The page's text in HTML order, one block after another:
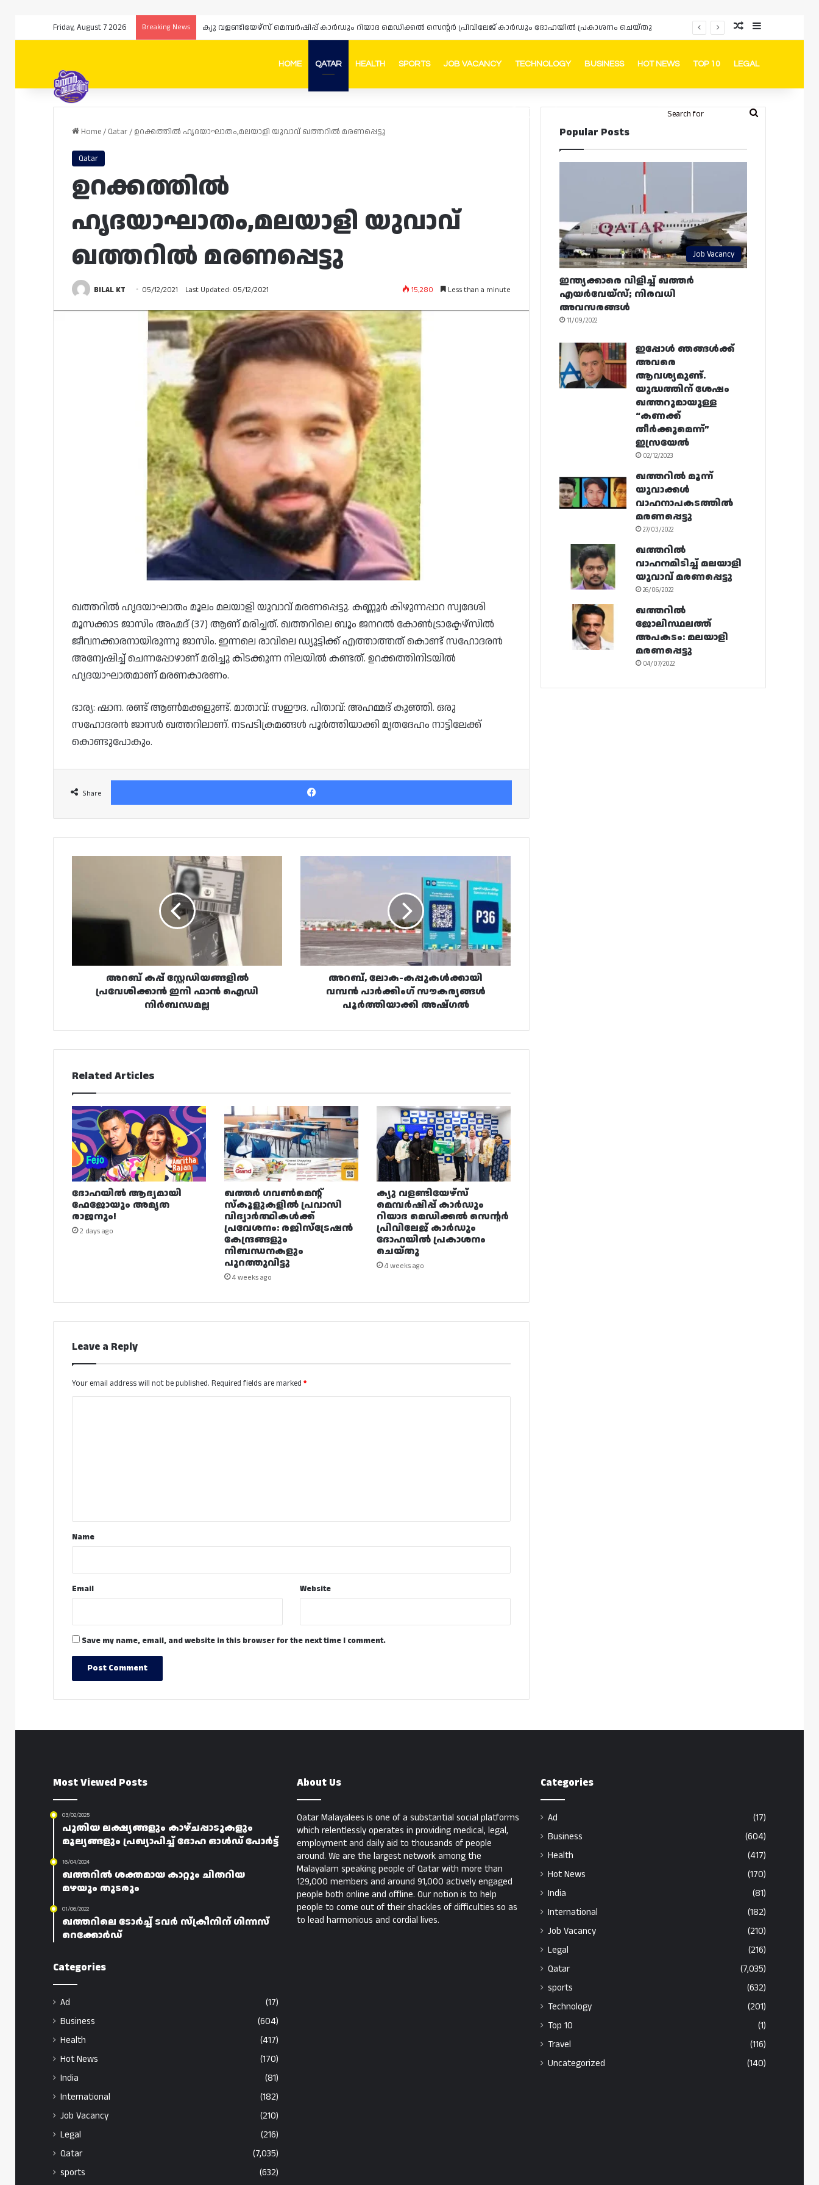
Friday, August 7 2026 Breaking News ക്യു വളണ്ടിയേഴ്‌സ് മെമ്പർഷിപ്പ് കാർഡും റിയാദ മെഡിക്കൽ സെന്റർ പ്രിവിലേജ് കാർഡും ദോഹയിൽ പ്രകാശനം ചെയ്തു Random Article
Sidebar
HOME QATAR HEALTH SPORTS JOB VACANCY TECHNOLOGY BUSINESS HOT NEWS TOP 10 LEGAL
FacebookInstagram
Telegram
Whatsapp Random Article
Switch skin
Search
Home/ Qatar/ ഉറക്കത്തിൽ ഹൃദയാഘാതം,മലയാളി യുവാവ് ഖത്തറിൽ മരണപ്പെട്ടു
Qatar
ഉറക്കത്തിൽ
ഹൃദയാഘാതം,മലയാളി യുവാവ്
ഖത്തറിൽ മരണപ്പെട്ടു
BILAL KT 05/12/2021 Last Updated: 05/12/2021 15,280 Less than a minute
ഖത്തറില്‍ ഹൃദയാഘാതം മൂലം മലയാളി യുവാവ് ‍മരണപ്പെട്ടു.‍ കണ്ണൂര്‍ കിഴുന്നപ്പാറ സ്വദേശി
മൂസക്കാട ജാസിം അഹ്മദ് (37) ആണ് മരിച്ചത്. ഖത്തറിലെ ബൂം ജനറൽ കോൺട്രാക്ടേഴ്‌സിൽ
ജീവനക്കാരനായിരുന്നു ജാസിം. ഇന്നലെ രാവിലെ ഡ്യൂട്ടിക്ക് എത്താത്തത് കൊണ്ട് സഹോദരന്‍
അന്വേഷിച്ച് ചെന്നപ്പോഴാണ് മരിച്ചു കിടക്കുന്ന നിലയില്‍ കണ്ടത്. ഉറക്കത്തിനിടയിൽ
ഹൃദയാഘാതമാണ് മരണകാരണം.
ഭാര്യ: ഷാന. രണ്ട് ആണ്‍മക്കളുണ്ട്. മാതാവ്: സഈദ. പിതാവ്: അഹമ്മദ് കുഞ്ഞി. ഒരു
സഹോദരൻ ജാസര്‍ ഖത്തറിലാണ്. നടപടിക്രമങ്ങള്‍ പൂര്‍ത്തിയാക്കി മൃതദേഹം നാട്ടിലേക്ക്
കൊണ്ടുപോകും.
Share
Facebook
ഇനി
അറബ് കപ്പ് സ്റ്റേഡിയങ്ങളിൽ
പ്രവേശിക്കാൻ ഇനി ഫാൻ ഐഡി
നിർബന്ധമല്ല
സൗകര്യങ്ങൾ
പൂർത്തിയാക്കി
അഷ്‌ഗൽ
അറബ്, ലോക-കപ്പുകൾക്കായി
വമ്പൻ പാർക്കിംഗ് സൗകര്യങ്ങൾ
പൂർത്തിയാക്കി അഷ്‌ഗൽ
Related Articles
ദോഹയിൽ ആദ്യമായി
ഫേജോയും അമൃത
രാജനും!
2 days ago
ഖത്തർ ഗവൺമെന്റ്
സ്കൂളുകളിൽ പ്രവാസി
വിദ്യാർത്ഥികൾക്ക്
പ്രവേശനം: രജിസ്ട്രേഷൻ
കേന്ദ്രങ്ങളും
നിബന്ധനകളും
പുറത്തുവിട്ടു
4 weeks ago
ക്യു വളണ്ടിയേഴ്‌സ്
മെമ്പർഷിപ്പ് കാർഡും
റിയാദ മെഡിക്കൽ സെന്റർ
പ്രിവിലേജ് കാർഡും
ദോഹയിൽ പ്രകാശനം
ചെയ്തു
4 weeks ago
Leave a Reply
Your email address will not be published. Required fields are marked *
*Name
Email Website
Save my name, email, and website in this browser for the next time I comment.
Popular Posts
Job Vacancy
ഇന്ത്യക്കാരെ വിളിച്ച് ഖത്തർ
എയർവേയ്‌സ്; നിരവധി
അവസരങ്ങൾ
11/09/2022
ഇപ്പോൾ ഞങ്ങൾക്ക്
അവരെ
ആവശ്യമുണ്ട്.
യുദ്ധത്തിന് ശേഷം
ഖത്തറുമായുള്ള
“കണക്ക്
തീർക്കുമെന്ന്”
ഇസ്രയേൽ
02/12/2023
ഖത്തറിൽ മൂന്ന്
യുവാക്കൾ
വാഹനാപകടത്തിൽ
മരണപ്പെട്ടു
27/03/2022
ഖത്തറിൽ
വാഹനമിടിച്ച് മലയാളി
യുവാവ് മരണപ്പെട്ടു
26/06/2022
ഖത്തറിൽ
ജോലിസ്ഥലത്ത്
അപകടം: മലയാളി
മരണപ്പെട്ടു
04/07/2022
Most Viewed Posts
03/02/2025
പുതിയ ലക്ഷ്യങ്ങളും കാഴ്‌ചപ്പാടുകളും
മൂല്യങ്ങളും പ്രഖ്യാപിച്ച് ദോഹ ഓൾഡ് പോർട്ട്
16/04/2024
ഖത്തറിൽ ശക്തമായ കാറ്റും ചിതറിയ
മഴയും തുടരും
01/06/2022
ഖത്തറിലെ ടോർച്ച് ടവർ സ്ക്രീനിന് ഗിന്നസ്
റെക്കോർഡ്
Categories
Ad
(17)
Business
(604)
Health
(417)
Hot News
(170)
India
(81)
International
(182)
Job Vacancy
(210)
Legal
(216)
Qatar
(7,035)
sports
(632)
About Us
Qatar Malayalees is one of a substantial social platforms
which relentlessly operates in providing medical, legal,
employment and daily aid to thousands of people
around. We are the largest network among the
Malayalam speaking people of Qatar with more than
129,000 members and around 91,000 actively engaged
people both online and offline. Our notion is to help
people to come out of their shackles of difficulties so as
to lead harmonious and cordial lives.
Categories
Ad
(17)
Business
(604)
Health
(417)
Hot News
(170)
India
(81)
International
(182)
Job Vacancy
(210)
Legal
(216)
Qatar
(7,035)
sports
(632)
Technology
(201)
Top 10
(1)
Travel
(116)
Uncategorized
(140)